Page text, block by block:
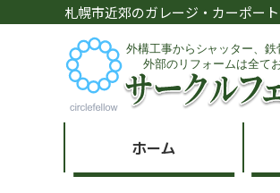
札幌市近郊のガレージ・カーポー
ホーム